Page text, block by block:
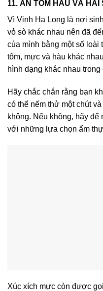
11. ĂN TÔM HÀU VÀ HẢI
Vì Vịnh Hạ Long là nơi
vỏ sò khác nhau nên đã
của mình bằng một số loài
tôm, mực và hàu khác
hình dạng khác nhau
Hãy chắc chắn rằng bạn
có thể nếm thử một chút
không. Nếu không, hãy
với những lựa chọn ẩm
Xúc xích mực còn được